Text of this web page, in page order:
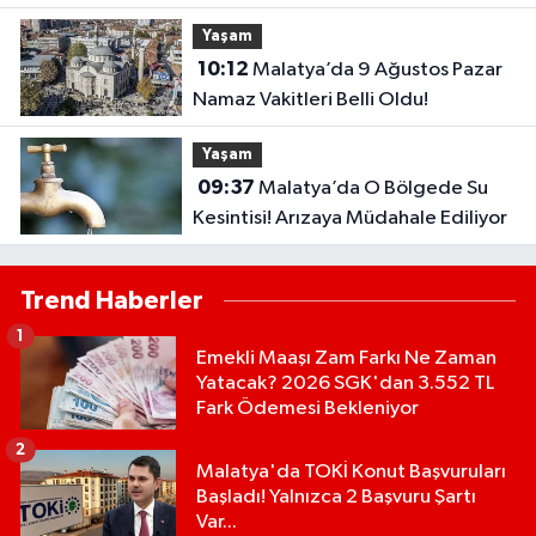
2028’e Kadar Geçerli
Yaşam
10:12
Namaz Vakitleri Belli Oldu!
Yaşam
09:37
Kesintisi! Arızaya Müdahale Ediliyor
Trend Haberler
Emekli Maaşı Zam Farkı Ne Zaman
Yatacak? 2026 SGK'dan 3.552 TL
Fark Ödemesi Bekleniyor
1
Malatya'da TOKİ Konut Başvuruları
Başladı! Yalnızca 2 Başvuru Şartı
Var...
2